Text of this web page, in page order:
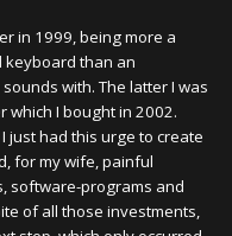
in 1999, being more a
than an
with. The latter I was
which I bought in 2002.
just had this urge to create
for my wife, painful
software-programs and
of all those investments,